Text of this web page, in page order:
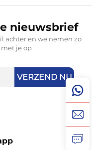
nieuwsbrief
achter en we nemen zo
je op
VERZEND NU